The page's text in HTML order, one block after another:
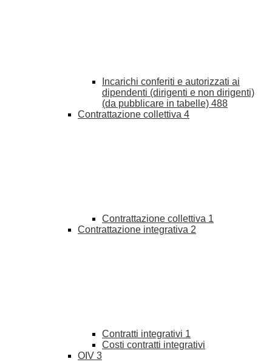
Incarichi conferiti e autorizzati ai
dipendenti (dirigenti e non dirigenti)
(da pubblicare in tabelle) 488
Contrattazione collettiva 4
Contrattazione collettiva 1
Contrattazione integrativa 2
Contratti integrativi 1
Costi contratti integrativi
OIV 3